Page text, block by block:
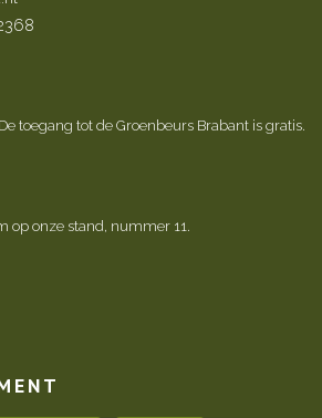
toegang tot de Groenbeurs Brabant is gratis.
op onze stand, nummer 11.